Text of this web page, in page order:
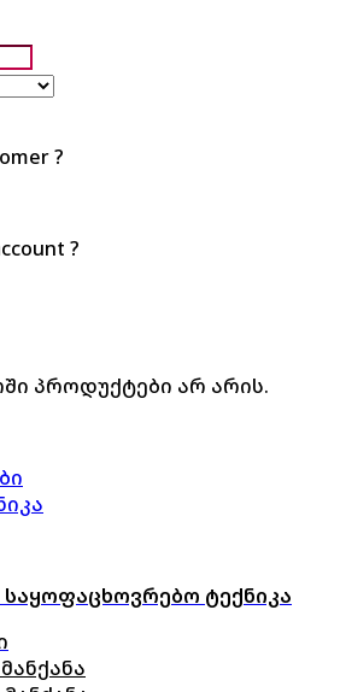
?
?
პროდუქტები არ არის.
ტექნიკა